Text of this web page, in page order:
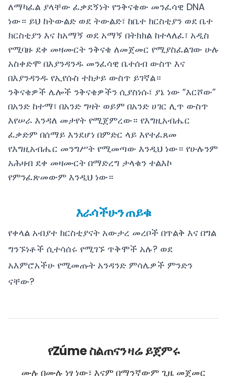
ለማካፈል ያላቸው ፈቃደኝነት የንቅናቄው መንፈሳዊ DNA
ነው። ይህ ከትውልድ ወደ ትውልድ፣ ከቤተ ክርስቲያን ወደ ቤተ
ክርስቲያን እና ከአማኝ ወደ አማኝ በትክክል ከተላለፈ፣ አዲስ
የሚባዙ ደቀ መዛሙርት ንቅናቄ ለመጀመር የሚያስፈልገው ሁሉ
አስቀድሞ በእያንዳንዱ መንፈሳዊ ቤተሰብ ውስጥ እና
በእያንዳንዱ የኢየሱስ ተከታይ ውስጥ ይገኛል።
ንቅናቄዎች ሌሎች ንቅናቄዎችን ሲያስነሱ፣ ያኔ ነው “እርሾው”
በአንድ ከተማ፣ በአንድ ግዛት ወይም በአንድ ሀገር ሊጥ ውስጥ
እየሠራ እንዳለ መታየት የሚጀምረው። የእግዚአብሔር
ፈቃድም በሰማይ እንደሆነ በምድር ላይ እየተፈጸመ
የእግዚአብሔር መንግሥት የሚመጣው እንዲህ ነው። የሁሉንም
አሕዛብ ደቀ መዛሙርት በማድረግ ታላቁን ተልእኮ
የምንፈጽመውም እንዲህ ነው።
እራሳችሁን ጠይቁ
የቀላል አብያተ ክርስቲያናት አውታረ መረቦች በጥልቅ እና በግል
ግንኙነቶች ሲተሳሰሩ የሚገኙ ጥቅሞች አሉ? ወደ
አእምሮአችሁ የሚመጡት አንዳንድ ምሳሌዎች ምንድን
ናቸው?
የZúme ስልጠናን ዛሬ ይጀምሩ
ሙሉ በሙሉ ነፃ ነው፣ እናም በማንኛውም ጊዜ መጀመር